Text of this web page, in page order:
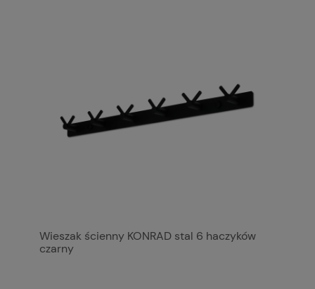
Wieszak ścienny KONRAD stal 6 haczyków
czarny